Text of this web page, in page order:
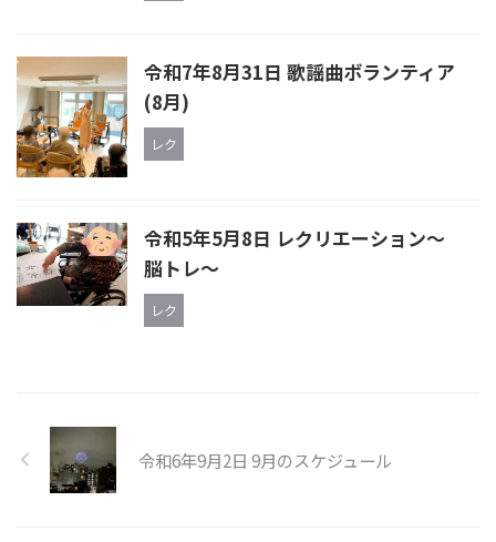
令和7年8月31日 歌謡曲ボランティア
(8月)
レク
令和5年5月8日 レクリエーション～
脳トレ～
レク
令和6年9月2日 9月のスケジュール